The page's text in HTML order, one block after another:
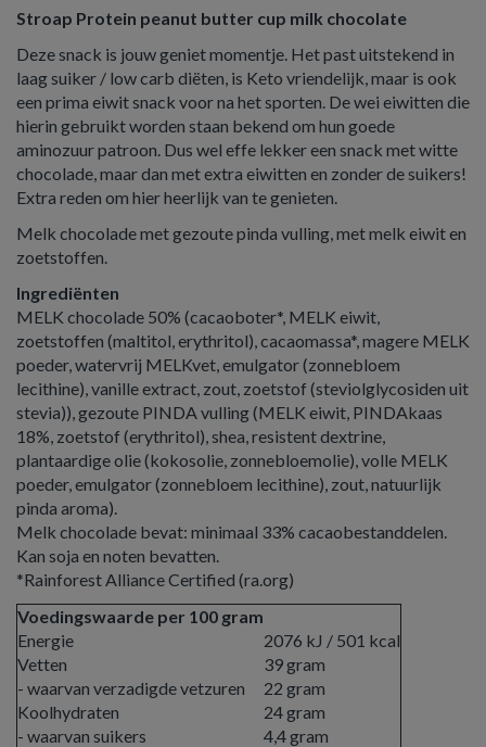
Stroap Protein peanut butter cup milk chocolate
Deze snack is jouw geniet momentje. Het past uitstekend in
laag suiker / low carb diëten, is Keto vriendelijk, maar is ook
een prima eiwit snack voor na het sporten. De wei eiwitten die
hierin gebruikt worden staan bekend om hun goede
aminozuur patroon. Dus wel effe lekker een snack met witte
chocolade, maar dan met extra eiwitten en zonder de suikers!
Extra reden om hier heerlijk van te genieten.
Melk chocolade met gezoute pinda vulling, met melk eiwit en
zoetstoffen.
Ingrediënten
MELK chocolade 50% (cacaoboter*, MELK eiwit,
zoetstoffen (maltitol, erythritol), cacaomassa*, magere MELK
poeder, watervrij MELKvet, emulgator (zonnebloem
lecithine), vanille extract, zout, zoetstof (steviolglycosiden uit
stevia)), gezoute PINDA vulling (MELK eiwit, PINDAkaas
18%, zoetstof (erythritol), shea, resistent dextrine,
plantaardige olie (kokosolie, zonnebloemolie), volle MELK
poeder, emulgator (zonnebloem lecithine), zout, natuurlijk
pinda aroma).
Melk chocolade bevat: minimaal 33% cacaobestanddelen.
Kan soja en noten bevatten.
*Rainforest Alliance Certified (ra.org)
Voedingswaarde per 100 gram
Energie
2076 kJ / 501 kcal
Vetten
- waarvan verzadigde vetzuren
39 gram
22 gram
Koolhydraten
- waarvan suikers
24 gram
4,4 gram